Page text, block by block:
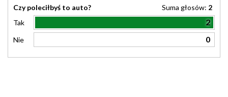
Czy poleciłbyś to auto? Suma głosów: 2
Tak
2
Nie 0